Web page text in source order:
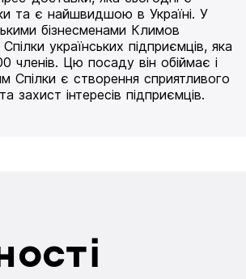
та є найшвидшою в Україні. У
бізнесменами Климов
українських підприємців, яка
членів. Цю посаду він обіймає і
Спілки є створення сприятливого
захист інтересів підприємців.